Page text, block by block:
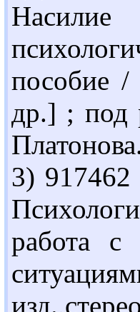
пособие
др.] ;
3)
работа с